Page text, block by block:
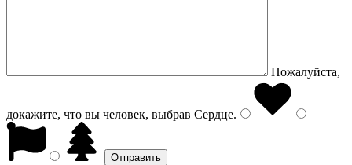
Пожалуйста,
докажите, что вы человек, выбрав Сердце.